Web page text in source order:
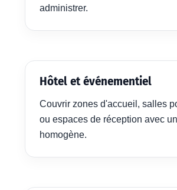
administrer.
Hôtel et événementiel
Couvrir zones d'accueil, salles
ou espaces de réception avec
homogène.